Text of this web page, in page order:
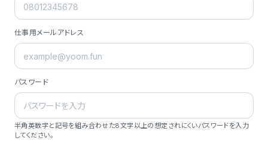
仕事用メールアドレス
パスワード
半角英数字と記号を組み合わせた8文字以上の想定されにくいパスワードを入力
してください。